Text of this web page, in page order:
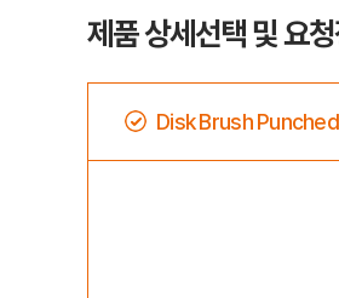
제품 상세선택 및 요
Disk Brush